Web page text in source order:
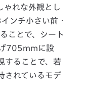
ゃれな外観とし
ンチ小さい前・
ことで、シート
705mmに設
することで、若
されているモデ